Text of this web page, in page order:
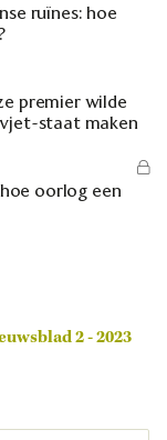
ruïnes: hoe
premier wilde
staat maken
oorlog een
2 - 2023